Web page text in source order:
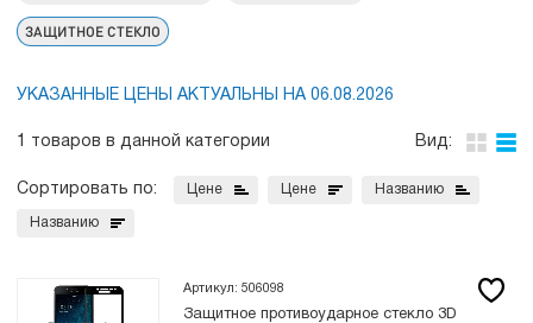
ЗАЩИТНОЕ СТЕКЛО
УКАЗАННЫЕ ЦЕНЫ АКТУАЛЬНЫ НА 06.08.2026
1 товаров в данной категории Вид:
Сортировать по: Цене Цене Названию
Названию
Артикул: 506098
Защитное противоударное стекло 3D